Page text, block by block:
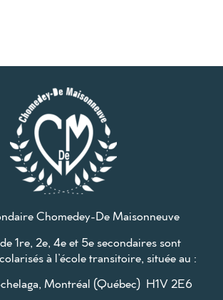
Chomedey-De Maisonneuve
1re, 2e, 4e et 5e secondaires sont
à l’école transitoire, située au :
Montréal (Québec) H1V 2E6